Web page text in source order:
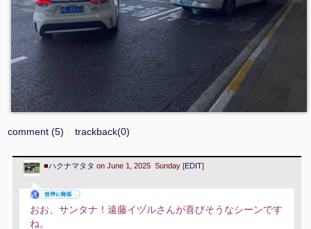
comment (5) trackback(0)
■ハクナマタタ on June 1, 2025 Sunday [EDIT]
おお、サンタナ！遠藤イヅルさんが喜びそうなシーンです
ね。